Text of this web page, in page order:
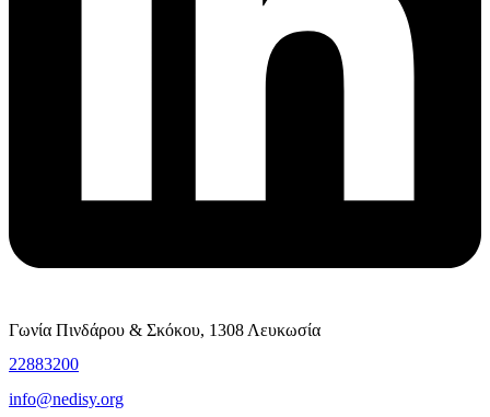
Γωνία Πινδάρου & Σκόκου, 1308 Λευκωσία
22883200
info@nedisy.org